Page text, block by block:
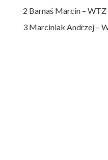
2 Barnaś Marcin – WTZ
3 Marciniak Andrzej –